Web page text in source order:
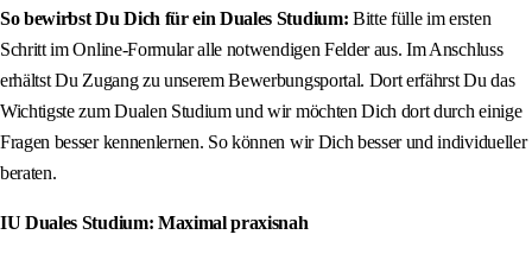
So bewirbst Du Dich für ein Duales Studium: Bitte fülle im ersten
Schritt im Online-Formular alle notwendigen Felder aus. Im Anschluss
erhältst Du Zugang zu unserem Bewerbungsportal. Dort erfährst Du das
Wichtigste zum Dualen Studium und wir möchten Dich dort durch einige
Fragen besser kennenlernen. So können wir Dich besser und individueller
beraten.
IU Duales Studium: Maximal praxisnah